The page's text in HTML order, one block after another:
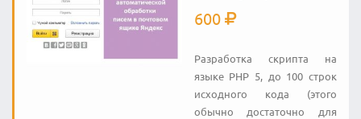
600
Разработка скрипта на
языке PHP 5, до 100 строк
исходного кода (этого
обычно достаточно для